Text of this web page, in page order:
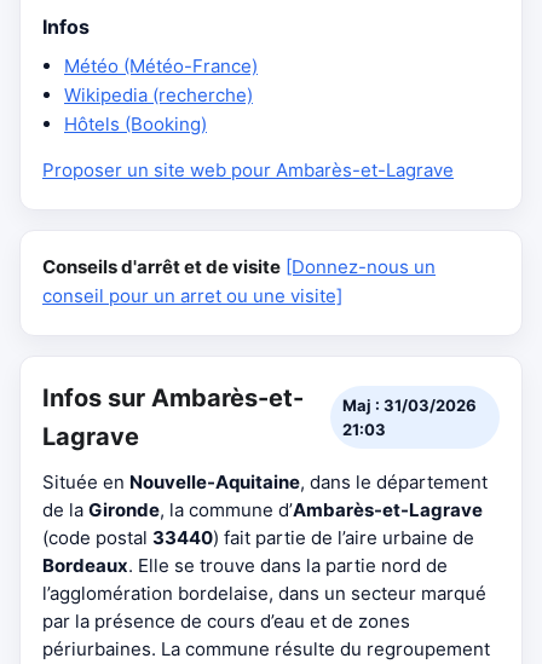
Infos
Météo (Météo-France)
Wikipedia (recherche)
Hôtels (Booking)
Proposer un site web pour Ambarès-et-Lagrave
Conseils d'arrêt et de visite [Donnez-nous un
conseil pour un arret ou une visite]
Infos sur Ambarès-et-
Lagrave
Maj : 31/03/2026
21:03
Située en Nouvelle-Aquitaine, dans le département
de la Gironde, la commune d’Ambarès-et-Lagrave
(code postal 33440) fait partie de l’aire urbaine de
Bordeaux. Elle se trouve dans la partie nord de
l’agglomération bordelaise, dans un secteur marqué
par la présence de cours d’eau et de zones
périurbaines. La commune résulte du regroupement